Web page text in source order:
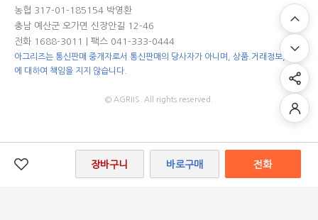
장바구니 바로구매 전화
농협 317-01-185154 박영환
충남 예산군 오가면 신장안길 12-46
전화 1688-3011
| 팩스 041-333-0444
아그리즈는 통신판매 중개자로서 통신판매의 당사자가 아니며, 상품.거래정보, 거래
에 대하여 책임을 지지 않습니다.
© AGRIIS. All rights reserved.